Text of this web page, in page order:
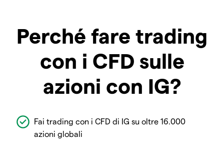
Perché fare trading
con i CFD sulle
azioni con IG?
Fai trading con i CFD di IG su oltre 16.000
azioni globali